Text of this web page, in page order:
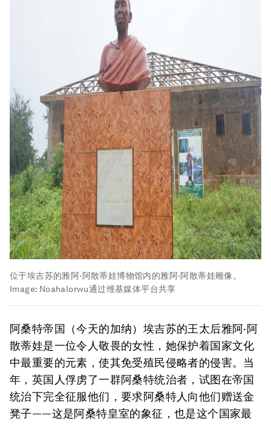
位于埃吉苏的雅阿·阿散蒂娃博物馆内的雅阿·阿散蒂娃雕像。
Image: Noahalorwu通过维基媒体平台共享
阿桑特帝国（今天的加纳）埃吉苏的王太后雅阿·阿
散蒂娃是一位令人敬畏的女性，她保护着国家文化
中最重要的元素，使其免受殖民侵略者的侵害。当
年，英国人俘虏了一群阿桑特统治者，试图在帝国
统治下完全征服他们，要求阿桑特人向他们赠送金
凳子——这是阿桑特皇室的象征，也是这个国家最